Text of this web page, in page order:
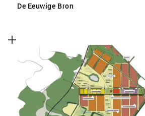
De Eeuwige Bron